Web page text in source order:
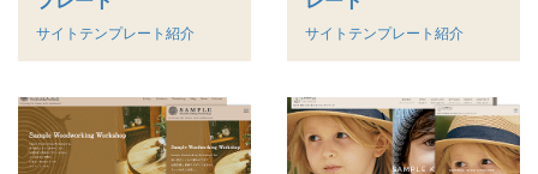
サイトテンプレート紹介 サイトテンプレート紹介